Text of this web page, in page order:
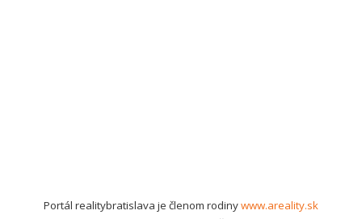
Portál realitybratislava je členom rodinywww.areality.sk